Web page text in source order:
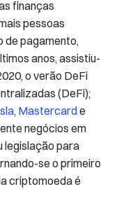
finanças
pessoas
de pagamento,
anos, assistiu-
o verão DeFi
(DeFi);
, Mastercarde
negócios em
legislação para
se o primeiro
criptomoeda é